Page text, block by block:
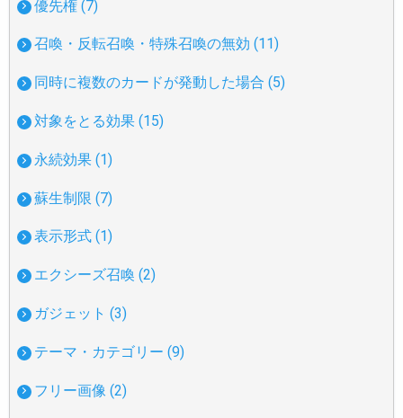
優先権 (7)
召喚・反転召喚・特殊召喚の無効 (11)
同時に複数のカードが発動した場合 (5)
対象をとる効果 (15)
永続効果 (1)
蘇生制限 (7)
表示形式 (1)
エクシーズ召喚 (2)
ガジェット (3)
テーマ・カテゴリー (9)
フリー画像 (2)